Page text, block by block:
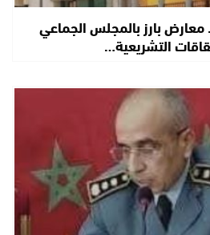
بارز بالمجلس الجماعي
التشريعية…